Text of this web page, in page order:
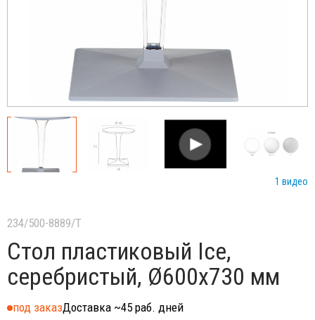
1 видео
234/500-8889/T
Стол пластиковый Ice,
серебристый, Ø600х730 мм
под заказДоставка ~45 раб. дней